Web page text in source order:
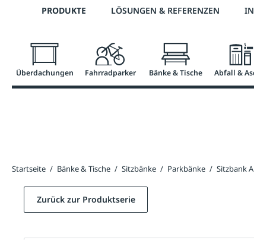
Zur Hauptnavigation springen
Telefon: 0800 / 100 49 02
PRODUKTE LÖSUNGEN & REFERENZEN
Überdachungen Fahrradparker Bänke & Tische Abfall &
Startseite / Bänke & Tische / Sitzbänke / Parkbänke / Sitzbank
Zurück zur Produktserie